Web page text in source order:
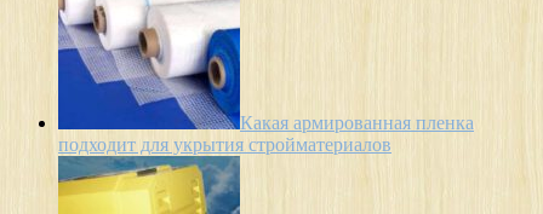
Какая армированная пленка
подходит для укрытия стройматериалов